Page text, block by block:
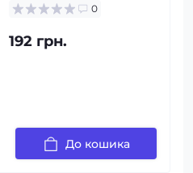
0
192 грн.
До кошика